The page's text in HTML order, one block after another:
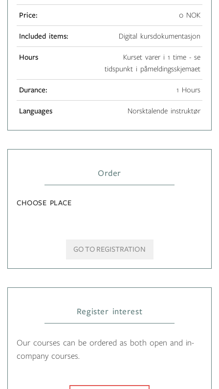
Price: 0 NOK
Included items: Digital kursdokumentasjon
Hours
Kurset varer i 1 time - se
tidspunkt i påmeldingsskjemaet
Durance: 1 Hours
Languages Norsktalende instruktør
Order
CHOOSE PLACE
GO TO REGISTRATION
Register interest
Our courses can be ordered as both open and in-
company courses.